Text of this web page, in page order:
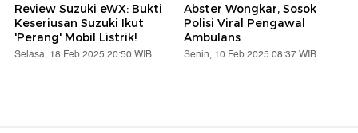
Review Suzuki eWX: Bukti
Keseriusan Suzuki Ikut
'Perang' Mobil Listrik!
Selasa, 18 Feb 2025 20:50 WIB
Abster Wongkar, Sosok
Polisi Viral Pengawal
Ambulans
Senin, 10 Feb 2025 08:37 WIB